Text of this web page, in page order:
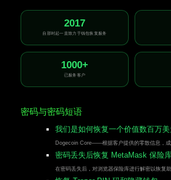
2017
自那时起一直致力于钱包恢复服务
1000+
已服务客户
密码与密码短语
我们是如何恢复一个价值数百万
Dogecoin Core——根据客户提供的零散信息，成
密码丢失后恢复 MetaMask 保险
在密码丢失后，对浏览器保险库进行解密以恢复助